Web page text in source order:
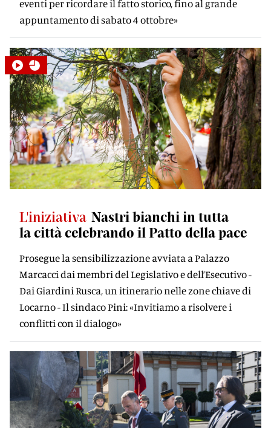
eventi per ricordare il fatto storico, fino al grande
appuntamento di sabato 4 ottobre»
L'iniziativa Nastri bianchi in tutta
la città celebrando il Patto della pace
Prosegue la sensibilizzazione avviata a Palazzo
Marcacci dai membri del Legislativo e dell’Esecutivo -
Dai Giardini Rusca, un itinerario nelle zone chiave di
Locarno - Il sindaco Pini: «Invitiamo a risolvere i
conflitti con il dialogo»